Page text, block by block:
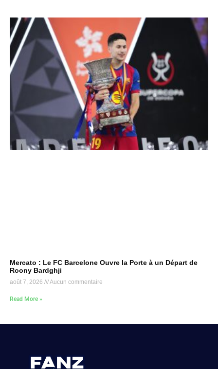
Mercato : Le FC Barcelone Ouvre la Porte à un Départ de
Roony Bardghji
août 7, 2026 Aucun commentaire
Read More »